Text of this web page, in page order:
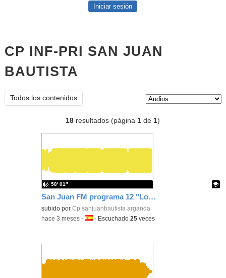
Iniciar sesión
CP INF-PRI SAN JUAN
BAUTISTA
Todos los contenidos
18 resultados (página1 de1)
San Juan FM programa 12 "Los detectives del aprendizaje"
Contenido educativo.
subido porCp sanjuanbautista arganda
58′ 01″
-hace 3 meses -Idioma:
- Escuchado25 veces